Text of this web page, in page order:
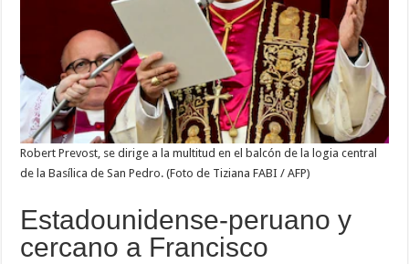
Robert Prevost, se dirige a la multitud en el balcón de la logia central
de la Basílica de San Pedro. (Foto de Tiziana FABI / AFP)
Estadounidense-peruano y
cercano a Francisco